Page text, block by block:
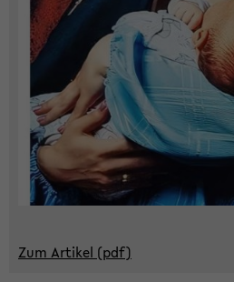
Zum Ar­ti­kel (pdf)